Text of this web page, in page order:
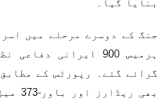
بنایا گیا۔
ہرمیس 900 ایرانی
بھی